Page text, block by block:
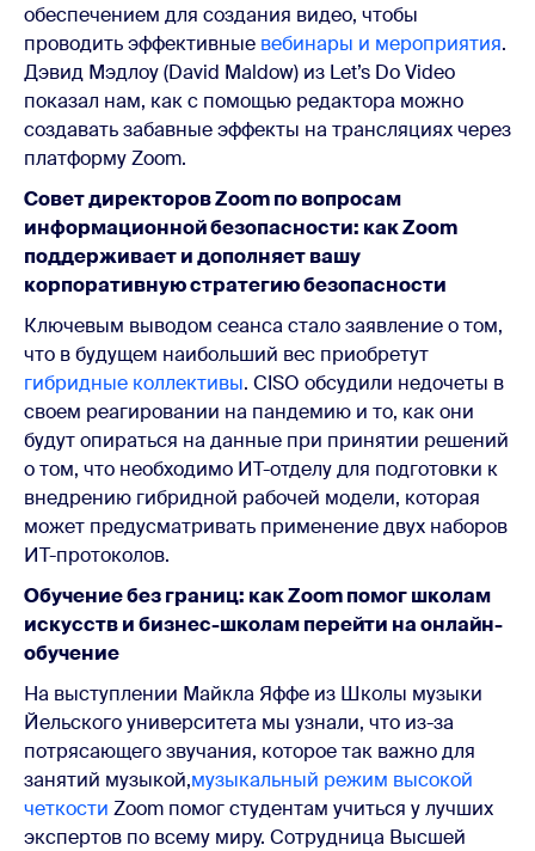
обеспечением для создания видео, чтобы
проводить эффективные вебинары и мероприятия.
Дэвид Мэдлоу (David Maldow) из Let’s Do Video
показал нам, как с помощью редактора можно
создавать забавные эффекты на трансляциях через
платформу Zoom.
Совет директоров Zoom по вопросам
информационной безопасности: как Zoom
поддерживает и дополняет вашу
корпоративную стратегию безопасности
Ключевым выводом сеанса стало заявление о том,
что в будущем наибольший вес приобретут
гибридные коллективы. CISO обсудили недочеты в
своем реагировании на пандемию и то, как они
будут опираться на данные при принятии решений
о том, что необходимо ИТ-отделу для подготовки к
внедрению гибридной рабочей модели, которая
может предусматривать применение двух наборов
ИТ-протоколов.
Обучение без границ: как Zoom помог школам
искусств и бизнес-школам перейти на онлайн-
обучение
На выступлении Майкла Яффе из Школы музыки
Йельского университета мы узнали, что из-за
потрясающего звучания, которое так важно для
занятий музыкой,музыкальный режим высокой
четкости Zoom помог студентам учиться у лучших
экспертов по всему миру. Сотрудница Высшей